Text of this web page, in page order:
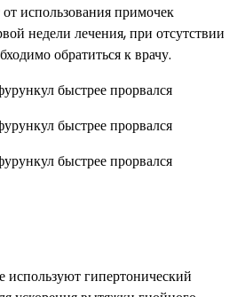
использования примочек
недели лечения, при отсутствии
обратиться к врачу.
гипертонический